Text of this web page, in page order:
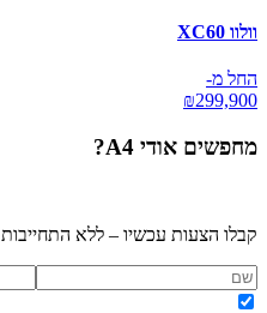
וולוו XC60
החל מ-
₪299,900
מחפשים אודי A4 ?
קבלו הצעות עכשיו – ללא התחייבות